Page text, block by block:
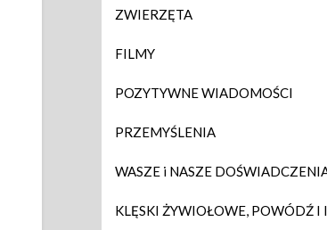
ZWIERZĘTA
FILMY
POZYTYWNE WIADOMOŚCI
PRZEMYŚLENIA
WASZE i NASZE
KLĘSKI ŻYWIOŁOWE, POWÓDŹ I